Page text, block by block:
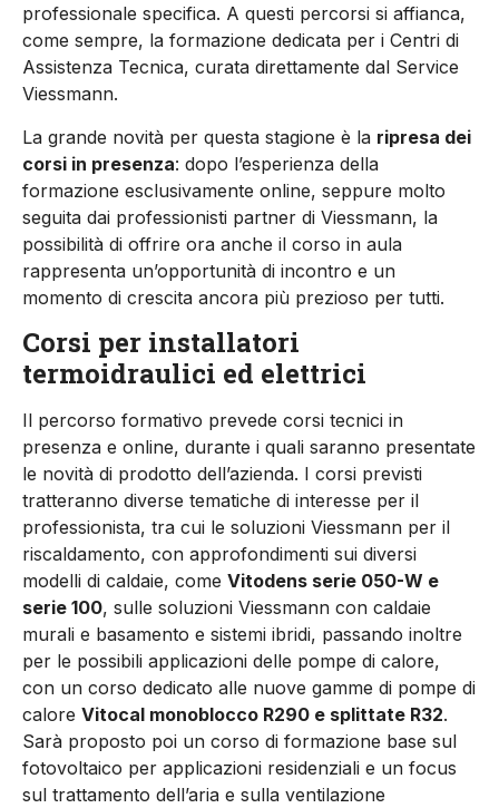
professionale specifica. A questi percorsi si affianca,
come sempre, la formazione dedicata per i Centri di
Assistenza Tecnica, curata direttamente dal Service
Viessmann.
La grande novità per questa stagione è la ripresa dei
corsi in presenza: dopo l’esperienza della
formazione esclusivamente online, seppure molto
seguita dai professionisti partner di Viessmann, la
possibilità di offrire ora anche il corso in aula
rappresenta un’opportunità di incontro e un
momento di crescita ancora più prezioso per tutti.
Corsi per installatori
termoidraulici ed elettrici
Il percorso formativo prevede corsi tecnici in
presenza e online, durante i quali saranno presentate
le novità di prodotto dell’azienda. I corsi previsti
tratteranno diverse tematiche di interesse per il
professionista, tra cui le soluzioni Viessmann per il
riscaldamento, con approfondimenti sui diversi
modelli di caldaie, come Vitodens serie 050-W e
serie 100, sulle soluzioni Viessmann con caldaie
murali e basamento e sistemi ibridi, passando inoltre
per le possibili applicazioni delle pompe di calore,
con un corso dedicato alle nuove gamme di pompe di
calore Vitocal monoblocco R290 e splittate R32.
Sarà proposto poi un corso di formazione base sul
fotovoltaico per applicazioni residenziali e un focus
sul trattamento dell’aria e sulla ventilazione